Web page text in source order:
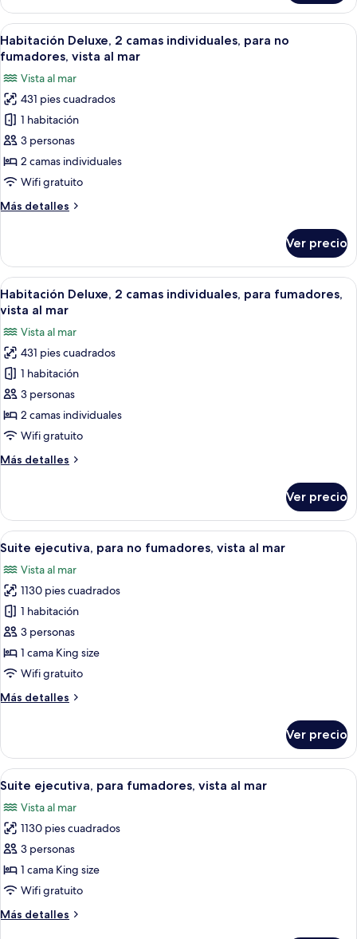
vista
al
mar
Deluxe,
cama
King
para
fumadores,
vista
al
mar
Abrir
todas
fotos
de
Habitación
Deluxe,
2
camas
para
vista
al
mar
Habitación de hotel con dos camas,
4
Habitación Deluxe, 2 camas individuales, para no
fumadores, vista al mar
Vista al mar
431 pies cuadrados
1 habitación
3 personas
2 camas individuales
Wifi gratuito
Más detalles
Más
Deluxe,
camas
individuales,
no
fumadores,
vista
al
mar
Ver precio
Abrir
todas
fotos
de
Habitación
Deluxe,
2
camas
para
al
mar
Habitación de hotel con dos camas,
4
Habitación Deluxe, 2 camas individuales, para fumadores,
vista al mar
Vista al mar
431 pies cuadrados
1 habitación
3 personas
2 camas individuales
Wifi gratuito
Más detalles
Más
Deluxe,
camas
individuales,
para
fumadores,
vista
al
mar
Ver precio
Abrir
todas
las
fotos
de
Suite
ejecutiva,
para
fumadores,
mar
Habitación de hotel con una cama
3
Suite ejecutiva, para no fumadores, vista al mar
Vista al mar
1130 pies cuadrados
1 habitación
3 personas
1 cama King size
Wifi gratuito
Más detalles
Más
ejecutiva,
para
no
fumadores,
vista
al
Ver precio
Abrir
todas
las
fotos
de
Suite
ejecutiva,
fumadores,
Habitación de hotel con una cama
3
Suite ejecutiva, para fumadores, vista al mar
Vista al mar
1130 pies cuadrados
3 personas
1 cama King size
Wifi gratuito
Más detalles
Más